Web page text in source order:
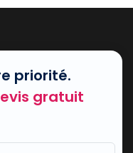
priorité.
gratuit